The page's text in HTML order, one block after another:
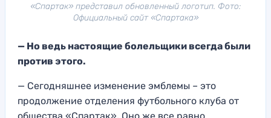
«Спартак» представил обновленный логотип. Фото:
Официальный сайт «Спартака»
— Но ведь настоящие болельщики всегда были
против этого.
— Сегодняшнее изменение эмблемы – это
продолжение отделения футбольного клуба от